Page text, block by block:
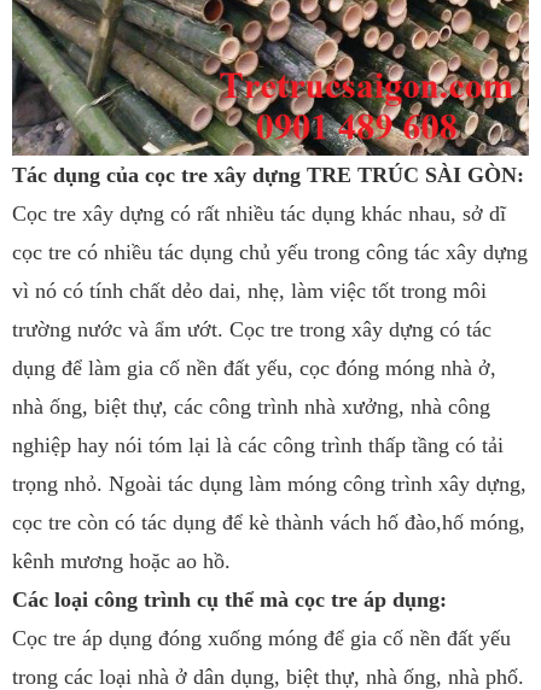
Tác dụng của cọc tre xây dựng TRE TRÚC SÀI GÒN:
Cọc tre xây dựng có rất nhiều tác dụng khác nhau, sở dĩ
cọc tre có nhiều tác dụng chủ yếu trong công tác xây dựng
vì nó có tính chất dẻo dai, nhẹ, làm việc tốt trong môi
trường nước và ẩm ướt. Cọc tre trong xây dựng có tác
dụng để làm gia cố nền đất yếu, cọc đóng móng nhà ở,
nhà ống, biệt thự, các công trình nhà xưởng, nhà công
nghiệp hay nói tóm lại là các công trình thấp tầng có tải
trọng nhỏ. Ngoài tác dụng làm móng công trình xây dựng,
cọc tre còn có tác dụng để kè thành vách hố đào,hố móng,
kênh mương hoặc ao hồ.
Các loại công trình cụ thể mà cọc tre áp dụng:
Cọc tre áp dụng đóng xuống móng để gia cố nền đất yếu
trong các loại nhà ở dân dụng, biệt thự, nhà ống, nhà phố.